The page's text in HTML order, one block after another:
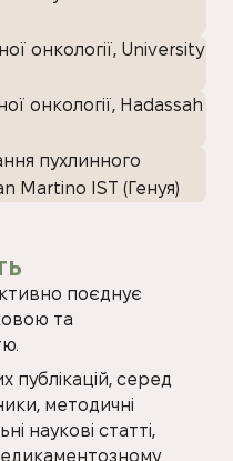
онкології, University
онкології, Hadassah
пухлинного
Martino IST (Генуя)
поєднує
та
публікацій, серед
методичні
наукові статті,